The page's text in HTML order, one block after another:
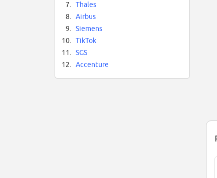
7.
Thales
8.
Airbus
9.
Siemens
10.
TikTok
11.
SGS
12.
Accenture